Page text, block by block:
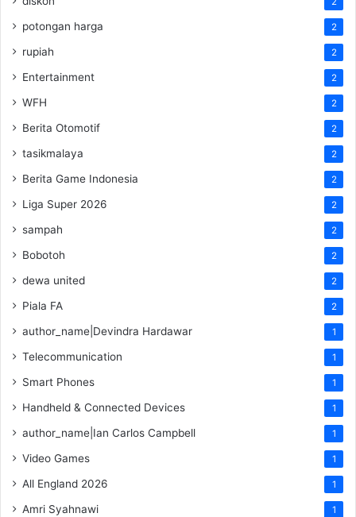
potongan harga 2
rupiah 2
Entertainment 2
WFH 2
Berita Otomotif 2
tasikmalaya 2
Berita Game Indonesia 2
Liga Super 2026 2
sampah 2
Bobotoh 2
dewa united 2
Piala FA 2
author_name|Devindra Hardawar 1
Telecommunication 1
Smart Phones 1
Handheld & Connected Devices 1
author_name|Ian Carlos Campbell 1
Video Games 1
All England 2026 1
Amri Syahnawi 1